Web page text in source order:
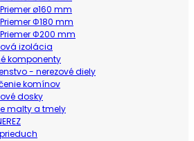
Priemer ø160 mm
Priemer Φ180 mm
Priemer Φ200 mm
izolácia
komponenty
- nerezové diely
komínov
dosky
malty a tmely